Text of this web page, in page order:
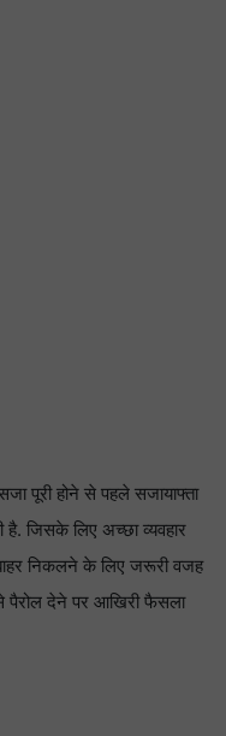
पूरी होने से पहले सजायाफ्ता
है. जिसके लिए अच्छा व्यवहार
निकलने के लिए जरूरी वजह
पैरोल देने पर आखिरी फैसला